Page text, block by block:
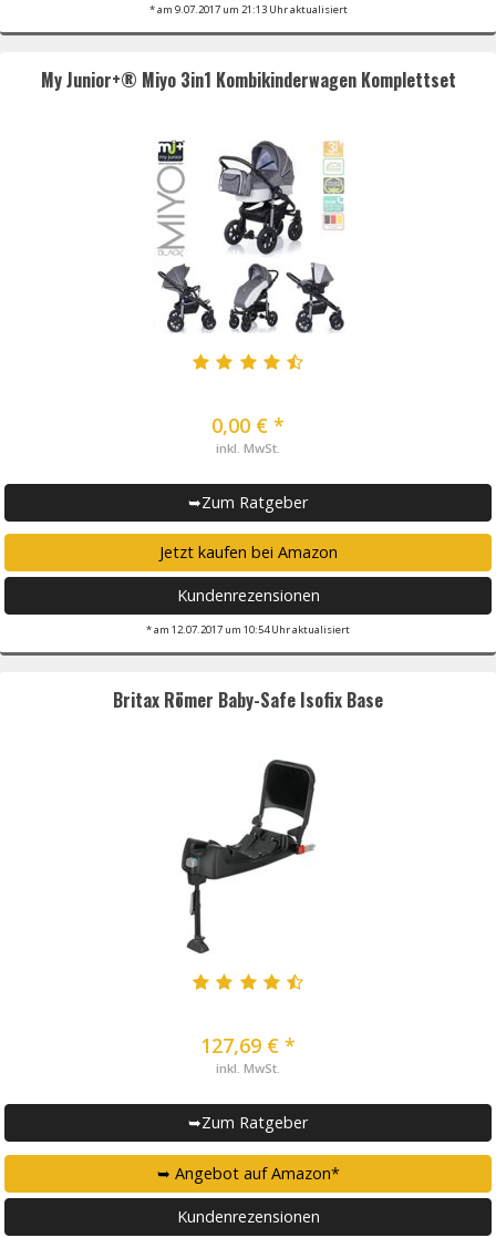
* am 9.07.2017 um 21:13 Uhr aktualisiert
My Junior+® Miyo 3in1 Kombikinderwagen Komplettset
0,00 € *
inkl. MwSt.
➥Zum Ratgeber
Jetzt kaufen bei Amazon
Kundenrezensionen
* am 12.07.2017 um 10:54 Uhr aktualisiert
Britax Römer Baby-Safe Isofix Base
127,69 € *
inkl. MwSt.
➥Zum Ratgeber
➥ Angebot auf Amazon*
Kundenrezensionen